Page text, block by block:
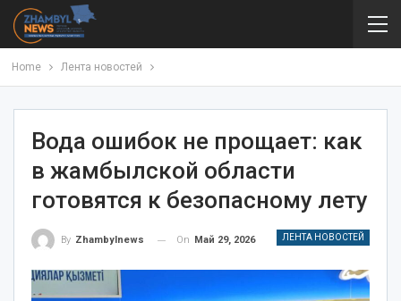
Home Лента новостей
Вода ошибок не прощает: как
в жамбылской области
готовятся к безопасному лету
ЛЕНТА НОВОСТЕЙ
By Zhambylnews On Май 29, 2026